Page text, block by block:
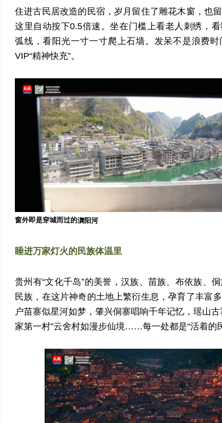
住进古民居改造的民宿，岁月留住了雕花木窗，也
这里自动按下0.5倍速。坐在门槛上看老人刺绣，
弧线，看阳光一寸一寸爬上石墙。发呆不是浪费
VIP“精神快充”。
窗外即是穿城而过的㵲阳河
睡进万家灯火的民族体温里
贵州有“文化千岛”的美誉，汉族、苗族、布依族、
民族，在这片神奇的土地上繁衍生息，孕育了丰富
户苗寨似星河如梦，肇兴侗寨唱响千年记忆，瑶山
家第一村”云舍村如漫步仙境……每一处都是“活着的